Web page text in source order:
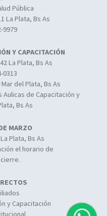
Pública
La Plata, Bs As
9979
Y CAPACITACIÓN
La Plata, Bs As
0313
del Plata, Bs As
Aulicas de Capacitación y
Bs As
MARZO
Plata, Bs As
el horario de
y Capacitación